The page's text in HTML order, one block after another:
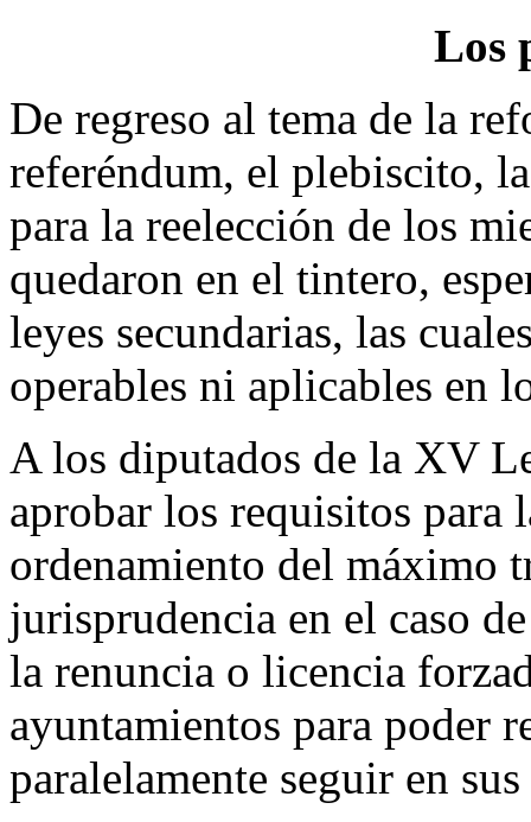
Los
De regreso al tema de la
referéndum, el plebiscito,
para la reelección de los
quedaron en el tintero,
leyes secundarias, las
operables ni aplicables en
A los diputados de la XV
aprobar los requisitos para
ordenamiento del máximo
jurisprudencia en el caso
la renuncia o licencia
ayuntamientos para poder
paralelamente seguir en